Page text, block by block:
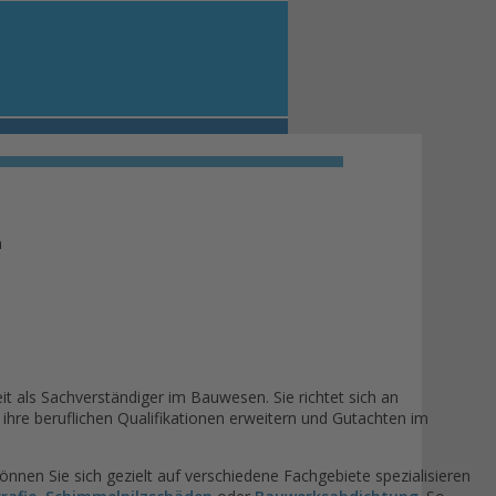
Sachverständiger im Bauwesen. Sie richtet sich an
beruflichen Qualifikationen erweitern und Gutachten im
Sie sich gezielt auf verschiedene Fachgebiete spezialisieren